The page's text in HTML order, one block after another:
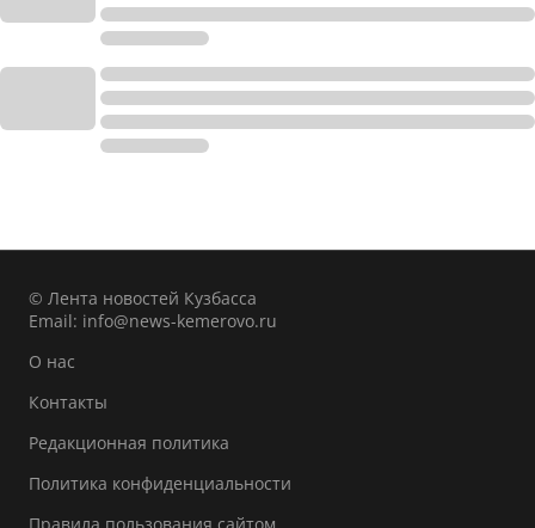
© Лента новостей Кузбасса
Email: info@news-kemerovo.ru
О нас
Контакты
Редакционная политика
Политика конфиденциальности